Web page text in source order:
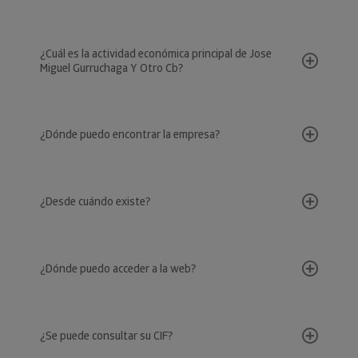
¿Cuál es la actividad económica principal de Jose
Miguel Gurruchaga Y Otro Cb?
¿Dónde puedo encontrar la empresa?
¿Desde cuándo existe?
¿Dónde puedo acceder a la web?
¿Se puede consultar su CIF?